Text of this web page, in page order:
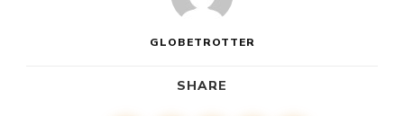
GLOBETROTTER
SHARE